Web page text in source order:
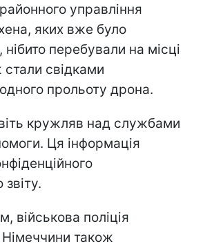
управління
яких вже було
перебували на місці
стали свідками
прольоту дрона.
кружляв над службами
Ця інформація
військова поліція
також